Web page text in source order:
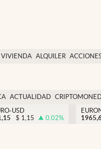
VIVIENDA ALQUILER
USA
ACTUALIDAD
USD
$ 1,15 0.02%